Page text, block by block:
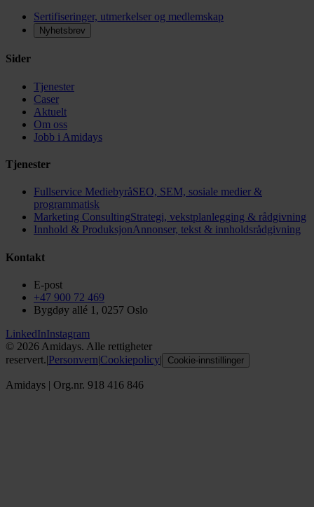
Sertifiseringer, utmerkelser og medlemskap
Nyhetsbrev
Sider
Tjenester
Caser
Aktuelt
Om oss
Jobb i Amidays
Tjenester
Fullservice MediebyråSEO, SEM, sosiale medier &
programmatisk
Marketing ConsultingStrategi, vekstplanlegging & rådgivning
Innhold & ProduksjonAnnonser, tekst & innholdsrådgivning
Kontakt
E-post
+47 900 72 469
Bygdøy allé 1, 0257 Oslo
LinkedInInstagram
© 2026 Amidays. Alle rettigheter
reservert.|Personvern|Cookiepolicy| Cookie-innstillinger
Amidays | Org.nr. 918 416 846